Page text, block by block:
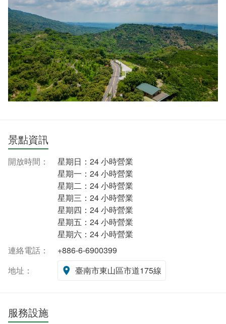
景點資訊
開放時間：
星期日：24 小時營業
星期一：24 小時營業
星期二：24 小時營業
星期三：24 小時營業
星期四：24 小時營業
星期五：24 小時營業
星期六：24 小時營業
連絡電話：
+886-6-6900399
地址：
臺南市東山區市道175線
服務設施